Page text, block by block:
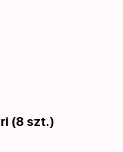
(8 szt.)